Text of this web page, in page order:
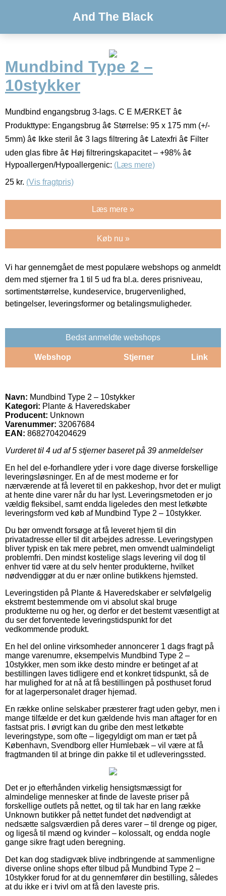
And The Black
Mundbind Type 2 –
10stykker
Mundbind engangsbrug 3-lags. C E MÆRKET â¢
Produkttype: Engangsbrug â¢ Størrelse: 95 x 175 mm (+/-
5mm) â¢ Ikke steril â¢ 3 lags filtrering â¢ Latexfri â¢ Filter
uden glas fibre â¢ Høj filtreringskapacitet – +98% â¢
Hypoallergen/Hypoallergenic: (Læs mere)
25 kr. (Vis fragtpris)
Læs mere »
Køb nu »
Vi har gennemgået de mest populære webshops og anmeldt
dem med stjerner fra 1 til 5 ud fra bl.a. deres prisniveau,
sortimentstørrelse, kundeservice, brugervenlighed,
betingelser, leveringsformer og betalingsmuligheder.
Bedst anmeldte webshops
Webshop Stjerner Link
Navn: Mundbind Type 2 – 10stykker
Kategori: Plante & Haveredskaber
Producent: Unknown
Varenummer: 32067684
EAN: 8682704204629
Vurderet til 4 ud af 5 stjerner baseret på 39 anmeldelser
En hel del e-forhandlere yder i vore dage diverse forskellige
leveringsløsninger. En af de mest moderne er for
nærværende at få leveret til en pakkeshop, hvor det er muligt
at hente dine varer når du har lyst. Leveringsmetoden er jo
vældig fleksibel, samt endda ligeledes den mest letkøbte
leveringsform ved køb af Mundbind Type 2 – 10stykker.
Du bør omvendt forsøge at få leveret hjem til din
privatadresse eller til dit arbejdes adresse. Leveringstypen
bliver typisk en tak mere pebret, men omvendt ualmindeligt
problemfri. Den mindst kostelige slags levering vil dog til
enhver tid være at du selv henter produkterne, hvilket
nødvendiggør at du er nær online butikkens hjemsted.
Leveringstiden på Plante & Haveredskaber er selvfølgelig
ekstremt bestemmende om vi absolut skal bruge
produkterne nu og her, og derfor er det bestemt væsentligt at
du ser det forventede leveringstidspunkt for det
vedkommende produkt.
En hel del online virksomheder annoncerer 1 dags fragt på
mange varenumre, eksempelvis Mundbind Type 2 –
10stykker, men som ikke desto mindre er betinget af at
bestillingen laves tidligere end et konkret tidspunkt, så de
har mulighed for at nå at få bestillingen på posthuset forud
for at lagerpersonalet drager hjemad.
En række online selskaber præsterer fragt uden gebyr, men i
mange tilfælde er det kun gældende hvis man aftager for en
fastsat pris. I øvrigt kan du gribe den mest letkøbte
leveringstype, som ofte – ligegyldigt om man er tæt på
København, Svendborg eller Humlebæk – vil være at få
fragtmanden til at bringe din pakke til et udleveringssted.
Det er jo efterhånden virkelig hensigtsmæssigt for
almindelige mennesker at finde de laveste priser på
forskellige outlets på nettet, og til tak har en lang række
Unknown butikker på nettet fundet det nødvendigt at
nedsætte salgsværdien på deres varer – til drenge og piger,
og ligeså til mænd og kvinder – kolossalt, og endda nogle
gange sikre fragt uden beregning.
Det kan dog stadigvæk blive indbringende at sammenligne
diverse online shops efter tilbud på Mundbind Type 2 –
10stykker forud for at du gennemfører din bestilling, således
at du ikke er i tvivl om at få den laveste pris.